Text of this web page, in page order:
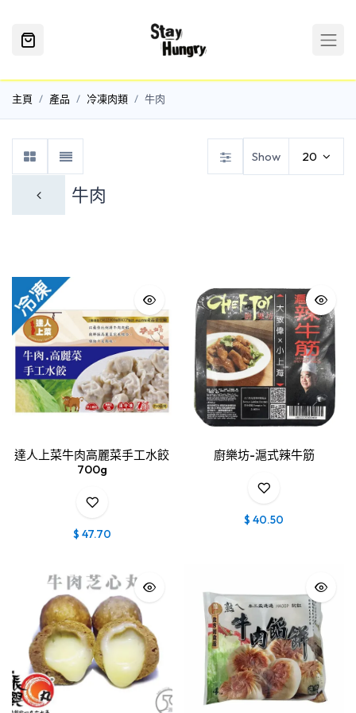
主頁 產品 冷凍肉類 牛肉
牛肉
Show 20
達人上菜牛肉高麗菜手工水餃
700g
$ 47.70
廚樂坊-滬式辣牛筋
$40.50